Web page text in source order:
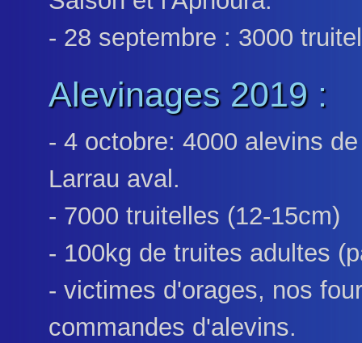
- 28 septembre : 3000
Alevinages 2019 :
- 4 octobre: 4000 alevins
Larrau aval.
- 7000 truitelles (12-15cm)
- 100kg de truites adultes
- victimes d'orages, nos
commandes d'alevins.